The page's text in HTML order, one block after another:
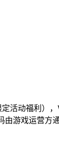
活动福利）
游戏运营